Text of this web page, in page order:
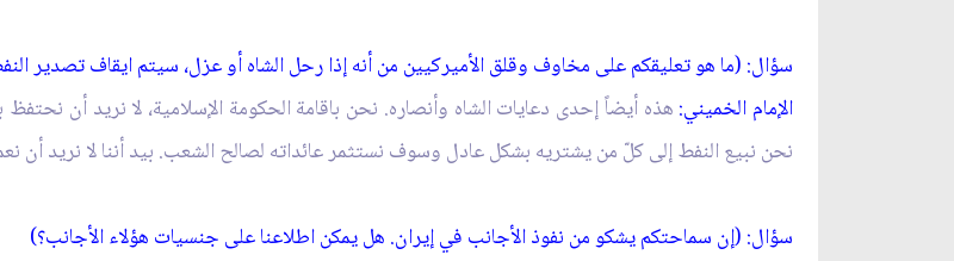
سؤال: (ما هو تعليقكم على مخاوف وقلق الأميركيين من أنه إذا رحل الشاه أو عزل، سيتم ايقاف تصدير
الإمام الخميني: هذه أيضاً إحدى دعايات الشاه وأنصاره. نحن باقامة الحكومة الإسلامية، لا نريد أن
نحن نبيع النفط إلى كلّ من يشتريه بشكل عادل وسوف نستثمر عائداته لصالح الشعب. بيد أننا لا نريد أن
سؤال: (إن سماحتكم يشكو من نفوذ الأجانب في إيران. هل يمكن اطلاعنا على جنسيات هؤلاء الأجانب؟)